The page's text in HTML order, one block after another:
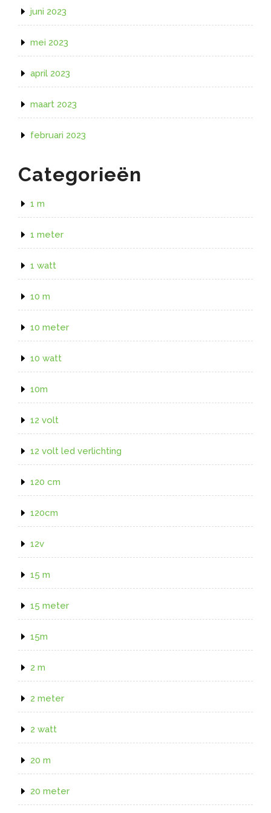
juni 2023
mei 2023
april 2023
maart 2023
februari 2023
Categorieën
1 m
1 meter
1 watt
10 m
10 meter
10 watt
10m
12 volt
12 volt led verlichting
120 cm
120cm
12v
15 m
15 meter
15m
2 m
2 meter
2 watt
20 m
20 meter